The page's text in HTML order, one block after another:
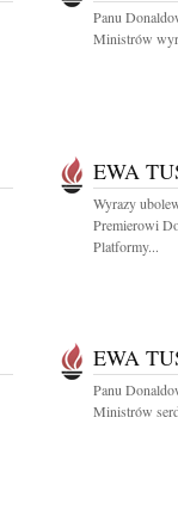
Panu
Ministrów
EWA
Wyrazy
Premierowi
Platformy...
EWA
Panu
Ministrów